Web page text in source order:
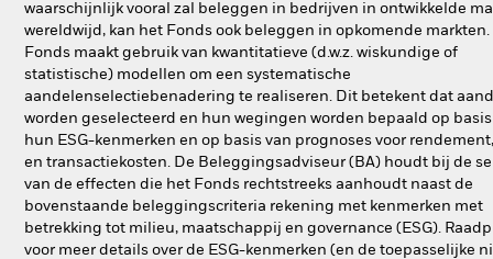
waarschijnlijk vooral zal beleggen in bedrijven in ontwikkelde
wereldwijd, kan het Fonds ook beleggen in opkomende markten.
Fonds maakt gebruik van kwantitatieve (d.w.z. wiskundige of
statistische) modellen om een systematische
aandelenselectiebenadering te realiseren. Dit betekent dat
worden geselecteerd en hun wegingen worden bepaald op
hun ESG-kenmerken en op basis van prognoses voor
en transactiekosten. De Beleggingsadviseur (BA) houdt bij de
van de effecten die het Fonds rechtstreeks aanhoudt naast de
bovenstaande beleggingscriteria rekening met kenmerken met
betrekking tot milieu, maatschappij en governance (ESG).
voor meer details over de ESG-kenmerken (en de toepasselijke